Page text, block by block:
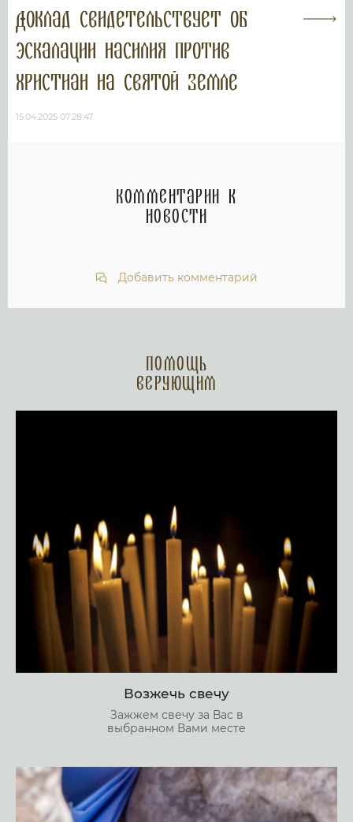
Доклад свидетельствует об
эскалации насилия против
христиан на Святой Земле
15.04.2025 07:28:47
Комментарии к
новости
Добавить комментарий
Помощь
верующим
Возжечь свечу
Зажжем свечу за Вас в
выбранном Вами месте